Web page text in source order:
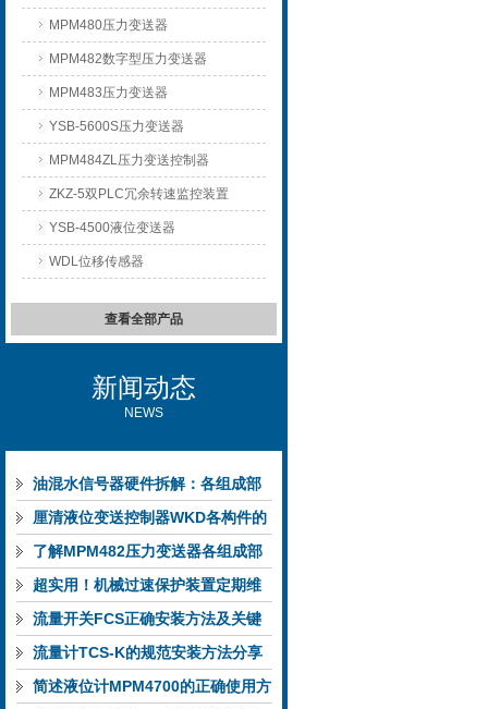
MPM480压力变送器
MPM482数字型压力变送器
MPM483压力变送器
YSB-5600S压力变送器
MPM484ZL压力变送控制器
ZKZ-5双PLC冗余转速监控装置
YSB-4500液位变送器
WDL位移传感器
查看全部产品
新闻动态
NEWS
油混水信号器硬件拆解：各组成部
件的功能特点与性能指标
厘清液位变送控制器WKD各构件的
功能特性稳定完成液位监测
了解MPM482压力变送器各组成部
件功能特点有助于提升选型合理性
超实用！机械过速保护装置定期维
护保养方法大汇总
流量开关FCS正确安装方法及关键
要点专业分享
流量计TCS-K的规范安装方法分享
简述液位计MPM4700的正确使用方